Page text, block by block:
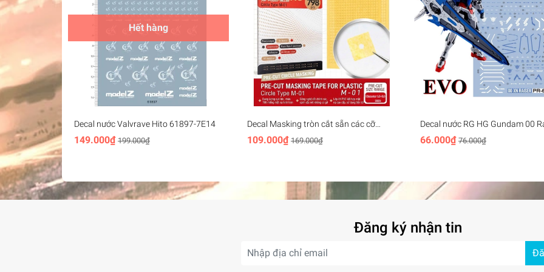
Hết hàng
Decal nước Valvrave Hito 61897-7E14
149.000₫ 199.000₫
Decal Masking tròn cắt sẵn các cỡ
Hobby Mio Pre-cut Masking Paper
Round M01
109.000₫ 169.000₫
Decal nước RG HG Gundam 00
XN 7s Seven sword 00R 007S
sticker các loại
66.000₫ 76.000₫
Đăng ký nhận tin